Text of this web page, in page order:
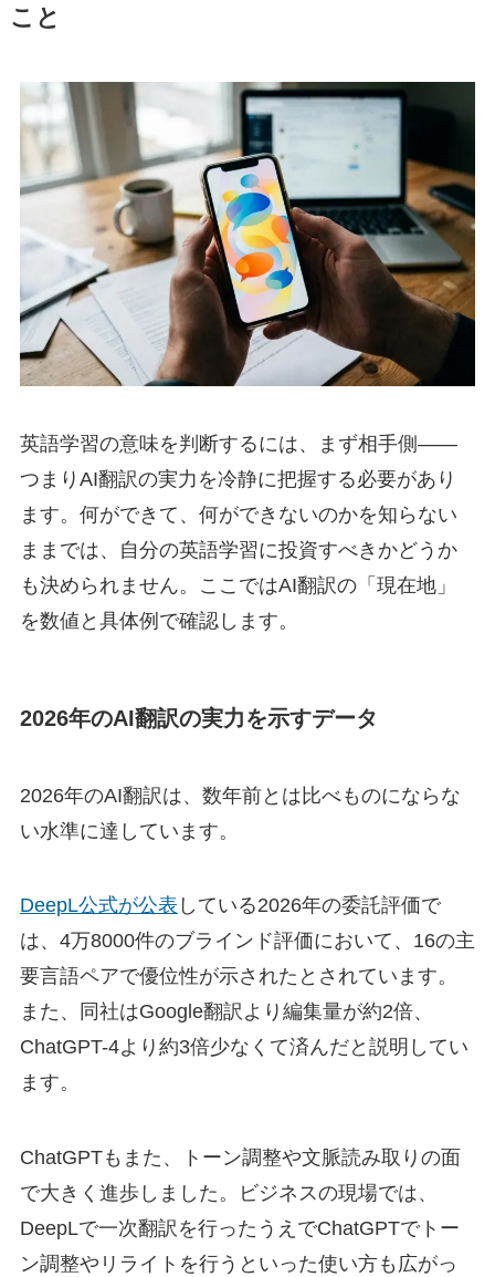
こと
英語学習の意味を判断するには、まず相手側――
つまりAI翻訳の実力を冷静に把握する必要があり
ます。何ができて、何ができないのかを知らない
ままでは、自分の英語学習に投資すべきかどうか
も決められません。ここではAI翻訳の「現在地」
を数値と具体例で確認します。
2026年のAI翻訳の実力を示すデータ
2026年のAI翻訳は、数年前とは比べものにならな
い水準に達しています。
DeepL公式が公表 している2026年の委託評価で
は、4万8000件のブラインド評価において、16の主
要言語ペアで優位性が示されたとされています。
また、同社はGoogle翻訳より編集量が約2倍、
ChatGPT-4より約3倍少なくて済んだと説明してい
ます。
ChatGPTもまた、トーン調整や文脈読み取りの面
で大きく進歩しました。ビジネスの現場では、
DeepLで一次翻訳を行ったうえでChatGPTでトー
ン調整やリライトを行うといった使い方も広がっ